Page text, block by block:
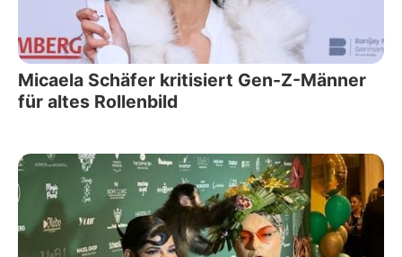
Micaela Schäfer kritisiert Gen-Z-Männer
für altes Rollenbild